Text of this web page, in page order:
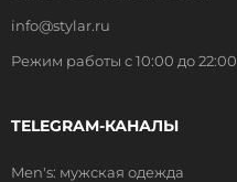
info@stylar.ru
Режим работы с 10:00 до 22:00
TELEGRAM-КАНАЛЫ
Men's: мужская одежда